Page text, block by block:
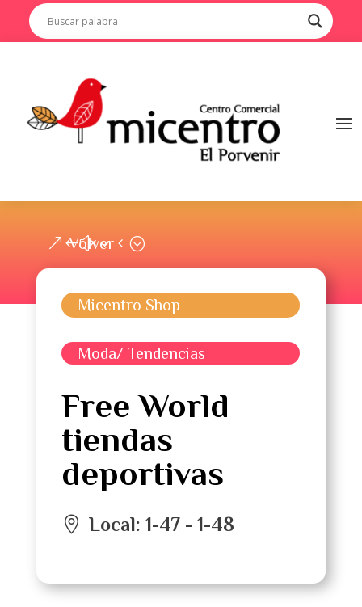
Volver
Micentro Shop
Moda/ Tendencias
Free World
tiendas
deportivas
Local: 1-47 - 1-48